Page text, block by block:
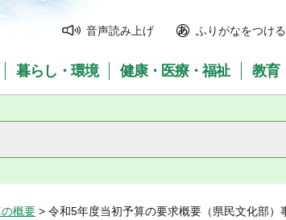
音声読み上げ ふりがなをつける
暮らし・環境 健康・医療・福祉 教育
概要 > 令和5年度当初予算の要求概要（県民文化部）